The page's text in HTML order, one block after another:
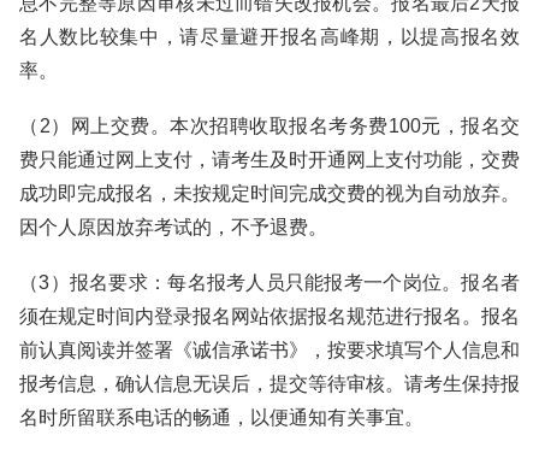
名人数比较集中，请尽量避开报名高峰期，以提高报名效
率。
（2）网上交费。本次招聘收取报名考务费100元，报名交
费只能通过网上支付，请考生及时开通网上支付功能，交费
成功即完成报名，未按规定时间完成交费的视为自动放弃。
因个人原因放弃考试的，不予退费。
（3）报名要求：每名报考人员只能报考一个岗位。报名者
须在规定时间内登录报名网站依据报名规范进行报名。报名
前认真阅读并签署《诚信承诺书》，按要求填写个人信息和
报考信息，确认信息无误后，提交等待审核。请考生保持报
名时所留联系电话的畅通，以便通知有关事宜。